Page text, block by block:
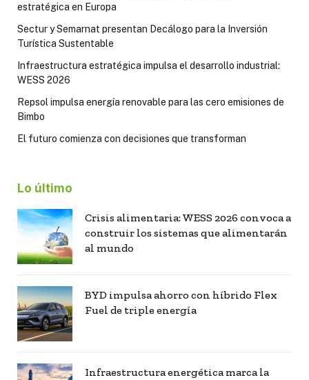
estratégica en Europa
Sectur y Semarnat presentan Decálogo para la Inversión
Turística Sustentable
Infraestructura estratégica impulsa el desarrollo industrial:
WESS 2026
Repsol impulsa energía renovable para las cero emisiones de
Bimbo
El futuro comienza con decisiones que transforman
Lo último
Crisis alimentaria: WESS 2026 convoca a
construir los sistemas que alimentarán
al mundo
BYD impulsa ahorro con híbrido Flex
Fuel de triple energía
Infraestructura energética marca la